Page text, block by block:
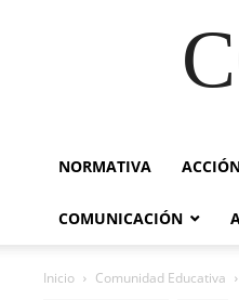
NORMATIVA
COMUNICACIÓN
Inicio Comunidad Educativa